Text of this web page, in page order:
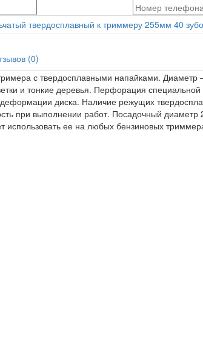
(0)
с твердосплавными напайками. Диаметр
и тонкие деревья. Перфорация
диска. Наличие режущих
при выполнении работ. Посадочный
использовать ее на любых бензиновых